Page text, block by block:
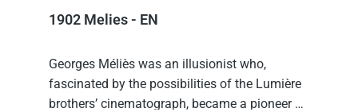
1902 Melies - EN
Georges Méliès was an illusionist who,
fascinated by the possibilities of the Lumière
brothers’ cinematograph, became a pioneer of